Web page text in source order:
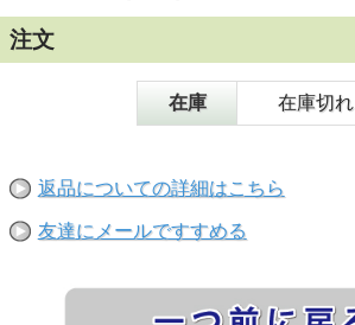
注文
在庫 在庫切れ
返品についての詳細はこちら
友達にメールですすめる